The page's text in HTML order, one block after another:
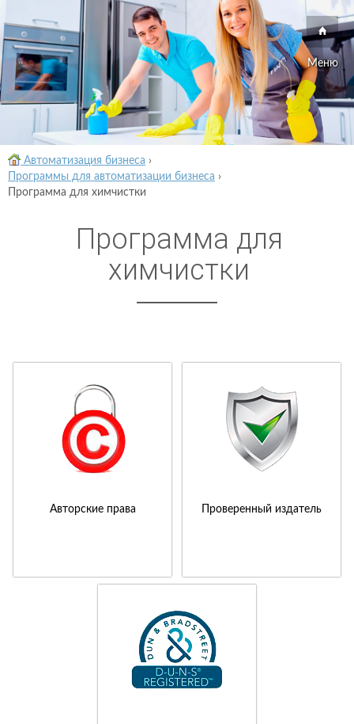
Меню
Автоматизация бизнеса ›
Программы для автоматизации бизнеса ›
Программа для химчистки
Программа для
химчистки
Авторские права Проверенный издатель